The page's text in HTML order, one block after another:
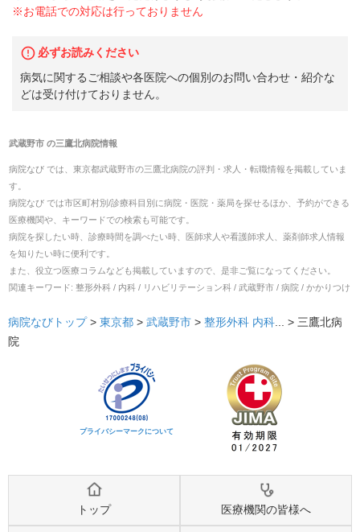
※お電話での対応は行っておりません
必ずお読みください
病気に関するご相談や各医院への個別のお問い合わせ・紹介な
どは受け付けておりません。
武蔵野市の三鷹北病院情報
病院なび では、 東京都武蔵野市の三鷹北病院の評判・求人・転職情報を掲載していま
す。
病院なび では市区町村別/診療科目別に病院・医院・薬局を探せるほか、予約ができる
医療機関や、キーワードでの検索も可能です。
病院を探したい時、診療時間を調べたい時、医師求人や看護師求人、薬剤師求人情報
を知りたい時に便利です。
また、役立つ医療コラムなども掲載していますので、是非ご覧になってください。
関連キーワード: 整形外科 / 内科 / リハビリテーション科 / 武蔵野市 / 病院 / かかりつけ
病院なびトップ> 東京都 > 武蔵野市 > 整形外科 内科 ... > 三鷹北病
院
プライバシーマークについて
トップ 医療機関の皆様へ